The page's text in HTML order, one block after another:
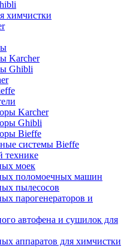
химчистки
Karcher
Ghibli
Karcher
Ghibli
Bieffe
системы Bieffe
технике
моек
поломоечных машин
пылесосов
парогенераторов и
автофена и сушилок для
аппаратов для химчистки